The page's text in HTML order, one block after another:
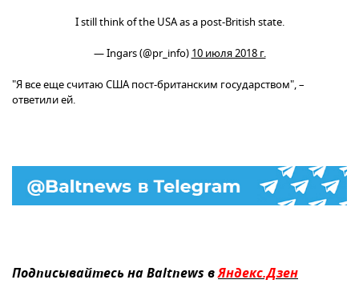
I still think of the USA as a post-British state.
— Ingars (@pr_info) 10 июля 2018 г.
​"Я все еще считаю США пост-британским государством", –
ответили ей.
Подписывайтесь на Baltnews вЯндекс.Дзен